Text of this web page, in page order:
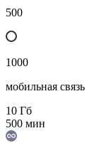
500
1000
мобильная связь
10 Гб
500 мин